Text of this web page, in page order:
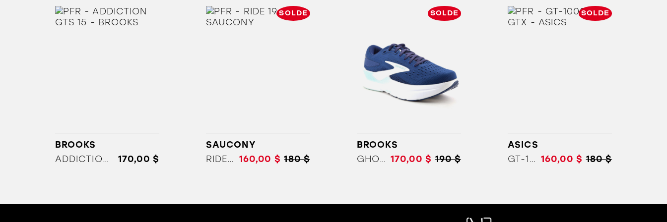
BROOKS
ADDICTION GTS 15
170,00 $
SOLDE
SAUCONY
RIDE 19 160,00 $ 180 $
SOLDE
BROOKS
GHOST MAX 3 170,00 $ 190 $
SOLDE
ASICS
GT-1000 15 GTX 160,00 $ 180 $